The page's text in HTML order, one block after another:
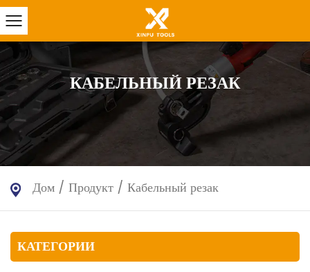
КАБЕЛЬНЫЙ РЕЗАК
Дом / Продукт / Кабельный резак
КАТЕГОРИИ